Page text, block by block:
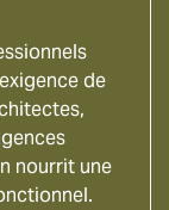
de
nourrit une